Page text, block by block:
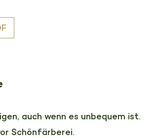
auch wenn es unbequem ist.
Schönfärberei.